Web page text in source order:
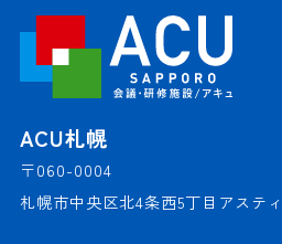
ACU札幌
〒060-0004
札幌市中央区北4条西5丁目アステ